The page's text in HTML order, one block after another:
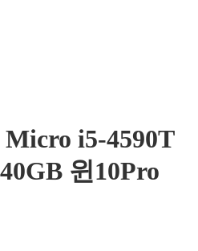
i5-4590T
윈10Pro